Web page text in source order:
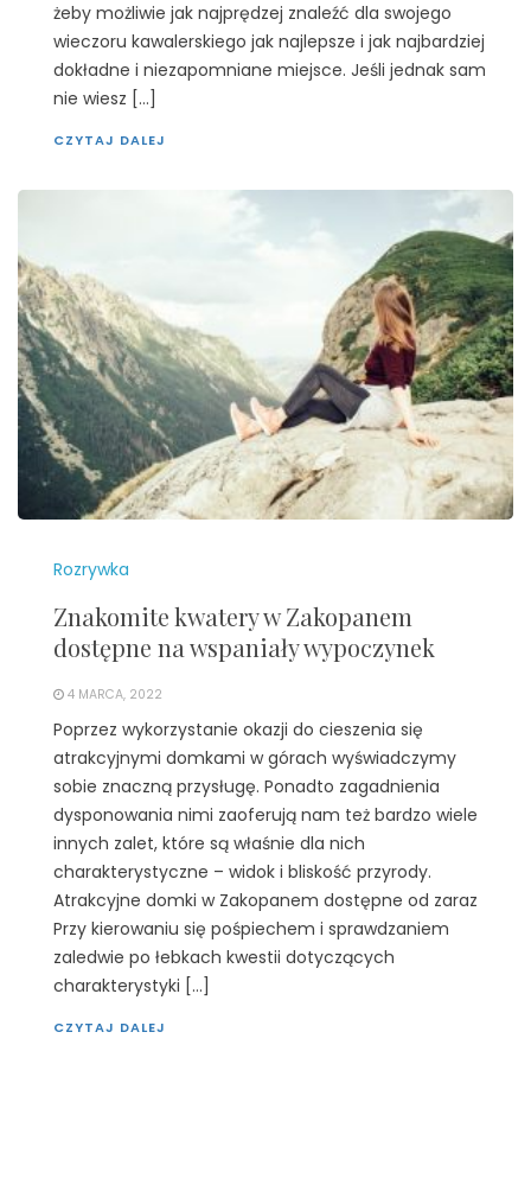
żeby możliwie jak najprędzej znaleźć dla swojego
wieczoru kawalerskiego jak najlepsze i jak najbardziej
dokładne i niezapomniane miejsce. Jeśli jednak sam
nie wiesz […]
CZYTAJ DALEJ
Rozrywka
Znakomite kwatery w Zakopanem
dostępne na wspaniały wypoczynek
4 MARCA, 2022
Poprzez wykorzystanie okazji do cieszenia się
atrakcyjnymi domkami w górach wyświadczymy
sobie znaczną przysługę. Ponadto zagadnienia
dysponowania nimi zaoferują nam też bardzo wiele
innych zalet, które są właśnie dla nich
charakterystyczne – widok i bliskość przyrody.
Atrakcyjne domki w Zakopanem dostępne od zaraz
Przy kierowaniu się pośpiechem i sprawdzaniem
zaledwie po łebkach kwestii dotyczących
charakterystyki […]
CZYTAJ DALEJ